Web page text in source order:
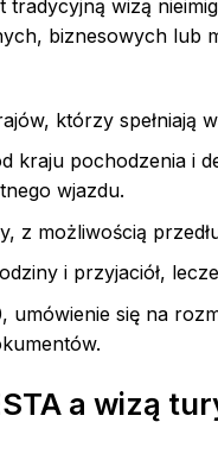
tradycyjną wizą
biznesowych lub
którzy spełniają
kraju pochodzenia i
wjazdu.
z możliwością
i przyjaciół,
umówienie się na
a wizą